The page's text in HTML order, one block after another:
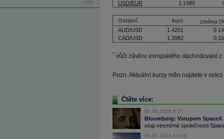
více...
USD/EUR
1.1580
Ostatní kurz
změna
AUD/USD
1.4201
CAD/USD
1.3982
* vůči závěru evropského obchodování
Pozn. Aktuální kurzy měn najdete v sekci
Čtěte více:
04.06.2026 8:27
Bloomberg: Vstupem
stup vesmírné společnosti
05.06.2026 10:23